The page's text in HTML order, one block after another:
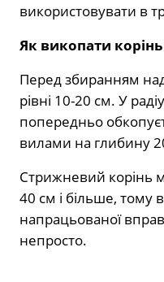
використовувати в
Як викопати
Перед збиранням
рівні 10-20 см. У
попередньо
вилами на глибину
Стрижневий корінь
40 см і більше, тому
напрацьованої
непросто.